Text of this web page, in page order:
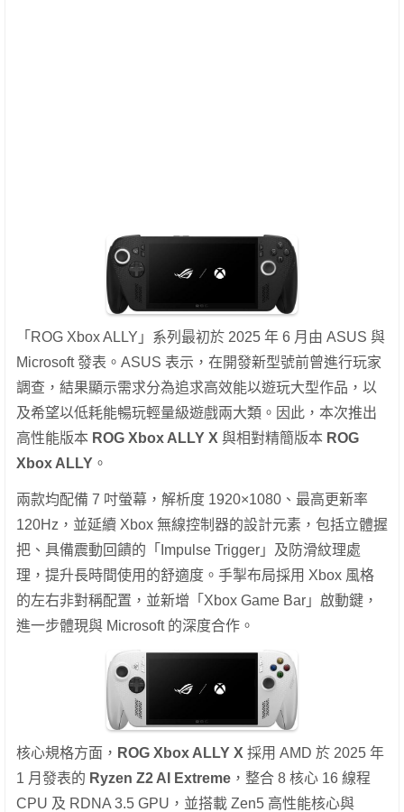
「ROG Xbox ALLY」系列最初於 2025 年 6 月由 ASUS 與
Microsoft 發表。ASUS 表示，在開發新型號前曾進行玩家
調查，結果顯示需求分為追求高效能以遊玩大型作品，以
及希望以低耗能暢玩輕量級遊戲兩大類。因此，本次推出
高性能版本 ROG Xbox ALLY X 與相對精簡版本 ROG
Xbox ALLY 。
兩款均配備 7 吋螢幕，解析度 1920×1080、最高更新率
120Hz，並延續 Xbox 無線控制器的設計元素，包括立體握
把、具備震動回饋的「Impulse Trigger」及防滑紋理處
理，提升長時間使用的舒適度。手掣布局採用 Xbox 風格
的左右非對稱配置，並新增「Xbox Game Bar」啟動鍵，
進一步體現與 Microsoft 的深度合作。
核心規格方面， ROG Xbox ALLY X 採用 AMD 於 2025 年
1 月發表的 Ryzen Z2 AI Extreme ，整合 8 核心 16 線程
CPU 及 RDNA 3.5 GPU，並搭載 Zen5 高性能核心與